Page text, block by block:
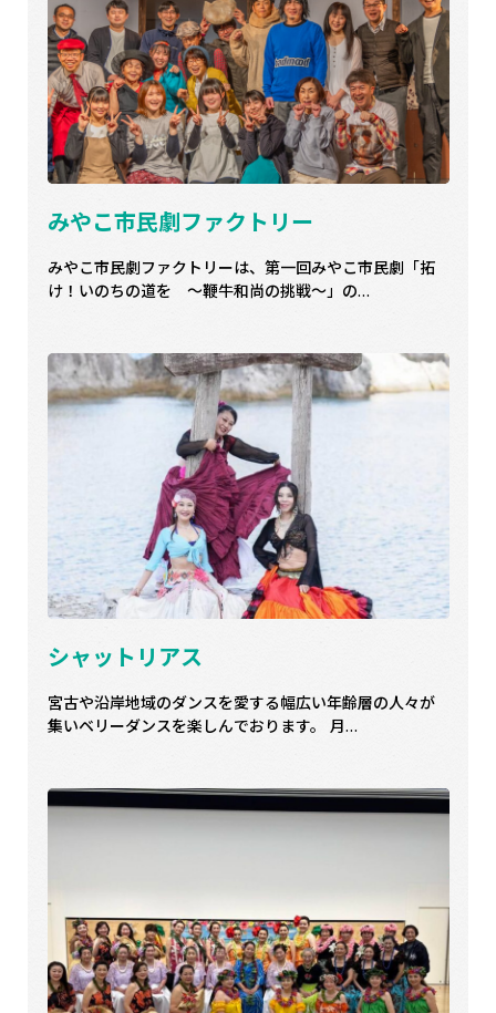
みやこ市民劇ファクトリー
みやこ市民劇ファクトリーは、第一回みやこ市民劇「拓
け！いのちの道を ～鞭牛和尚の挑戦～」の…
シャットリアス
宮古や沿岸地域のダンスを愛する幅広い年齢層の人々が
集いベリーダンスを楽しんでおります。 月…